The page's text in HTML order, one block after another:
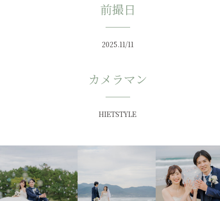
前撮日
2025.11/11
カメラマン
HIETSTYLE